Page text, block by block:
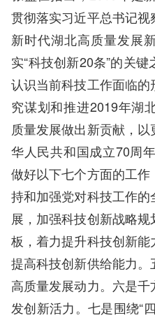
贯彻落实习近平总书记
新时代湖北高质量发展
实“科技创新20条”的关
认识当前科技工作面临
究谋划和推进2019年湖
质量发展做出新贡献，
华人民共和国成立70周
做好以下七个方面的工
持和加强党对科技工作
展，加强科技创新战略
板，着力提升科技创新能
提高科技创新供给能力
高质量发展动力。六是
发创新活力。七是围绕“